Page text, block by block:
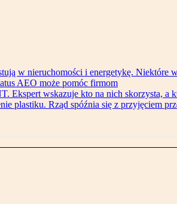
w nieruchomości i energetykę. Niektóre
AEO może pomóc firmom
Ekspert wskazuje kto na nich skorzysta, a
plastiku. Rząd spóźnia się z przyjęciem